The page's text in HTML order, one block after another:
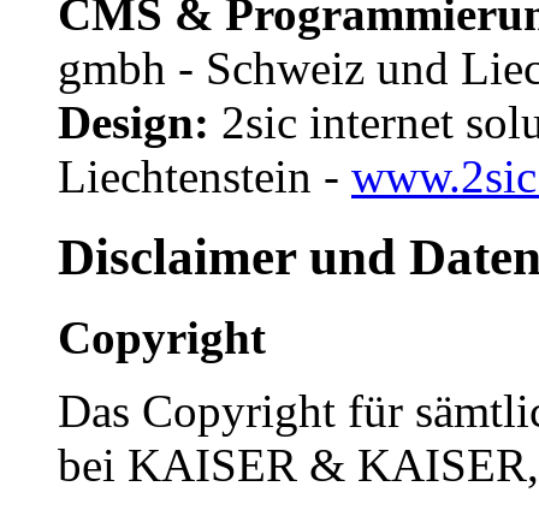
CMS &
gmbh - Schweiz und
Design: 2sic internet
Liechtenstein -
Disclaimer und
Copyright
Das Copyright für
bei KAISER & KAISER,